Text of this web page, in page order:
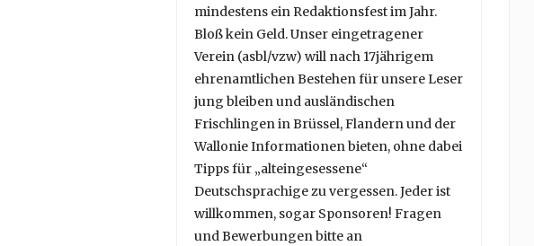
mindestens ein Redaktionsfest im Jahr.
Bloß kein Geld. Unser eingetragener
Verein (asbl/vzw) will nach 17jährigem
ehrenamtlichen Bestehen für unsere Leser
jung bleiben und ausländischen
Frischlingen in Brüssel, Flandern und der
Wallonie Informationen bieten, ohne dabei
Tipps für „alteingesessene“
Deutschsprachige zu vergessen. Jeder ist
willkommen, sogar Sponsoren! Fragen
und Bewerbungen bitte an